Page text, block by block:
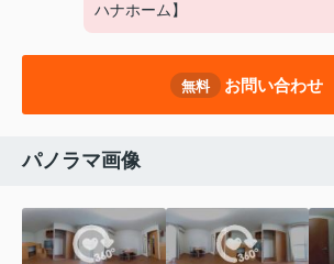
ハナホーム】
無料 お問い合わせ
パノラマ画像